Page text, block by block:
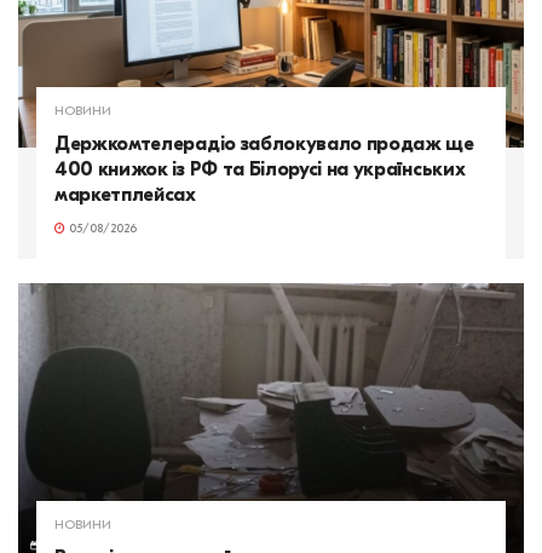
НОВИНИ
Держкомтелерадіо заблокувало продаж ще
400 книжок із РФ та Білорусі на українських
маркетплейсах
05/08/2026
НОВИНИ